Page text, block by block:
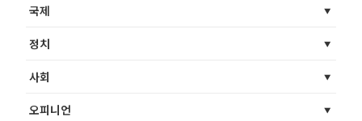
국제
정치
사회
오피니언